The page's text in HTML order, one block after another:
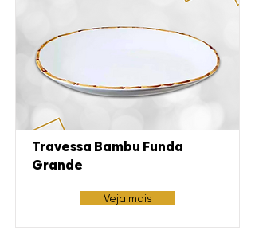
Travessa Bambu Funda
Grande
Veja mais